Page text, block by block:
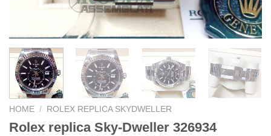
HOME / ROLEX REPLICA SKYDWELLER
Rolex replica Sky-Dweller 326934